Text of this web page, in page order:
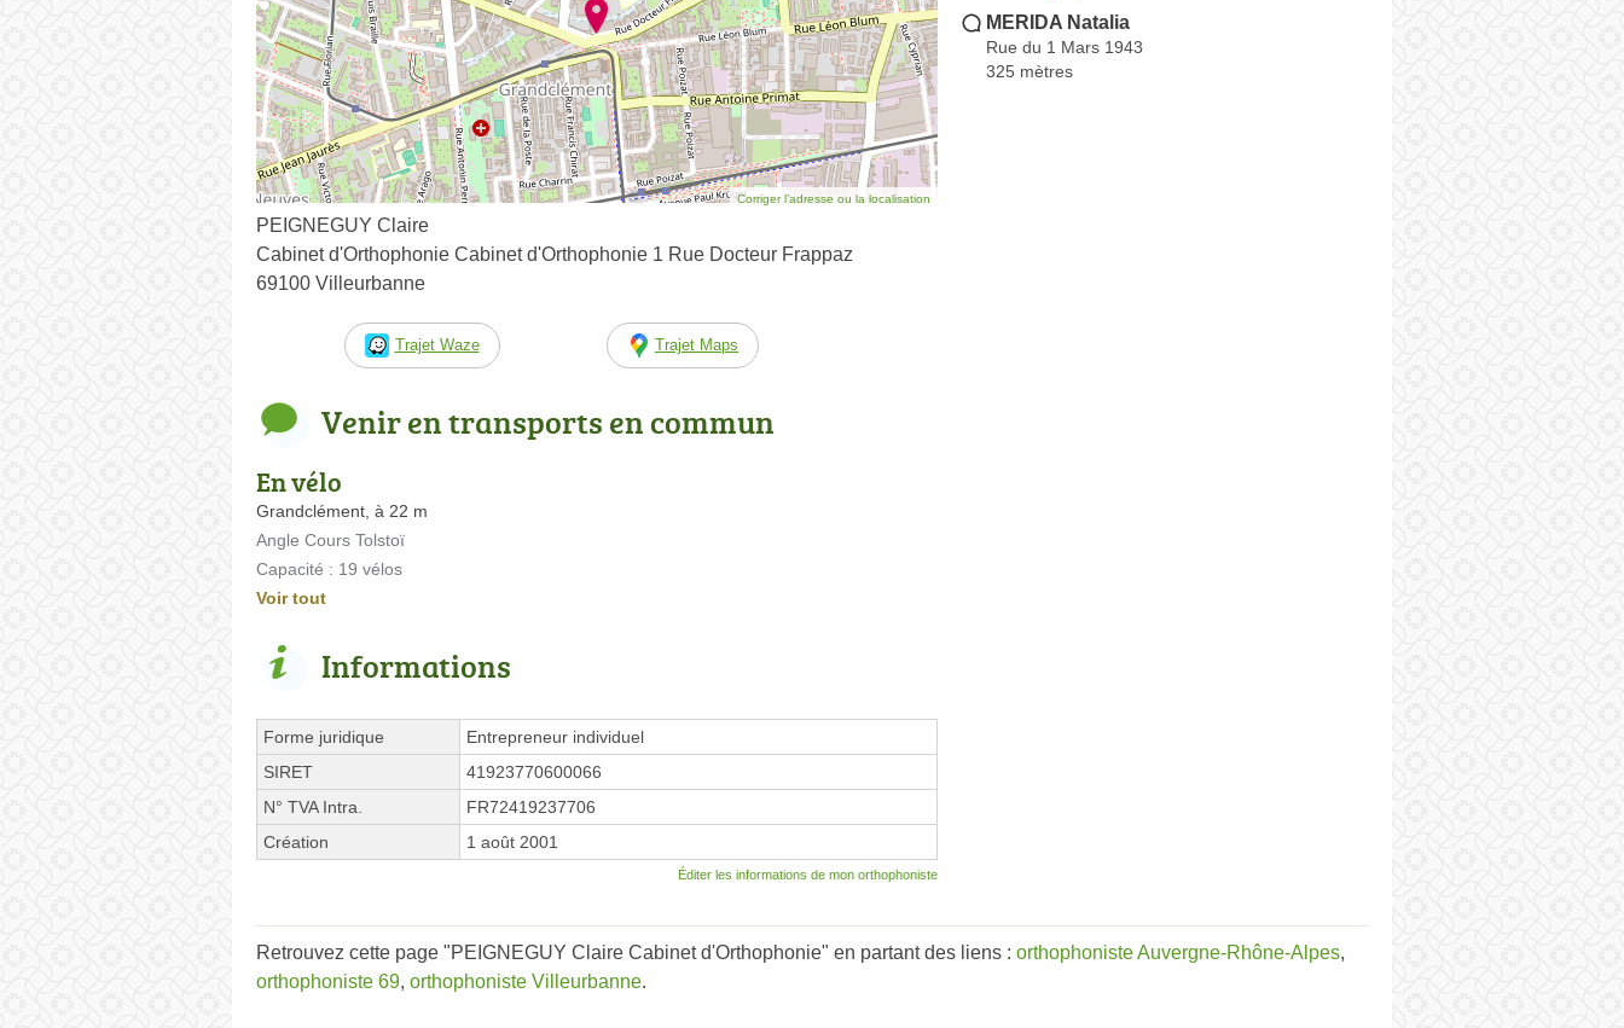
Corriger l’adresse ou la localisation
PEIGNEGUY Claire
Cabinet d'Orthophonie Cabinet d'Orthophonie 1 Rue Docteur Frappaz
69100 Villeurbanne
Trajet Waze Trajet Maps
Venir en transports en commun
En vélo
Grandclément, à 22 m
Angle Cours Tolstoï
Capacité : 19 vélos
Voir tout
Informations
Forme juridique
Entrepreneur individuel
SIRET
41923770600066
N° TVA Intra.
FR72419237706
Création
1 août 2001
Éditer les informations de mon orthophoniste
MERIDA Natalia
Rue du 1 Mars 1943
325 mètres
Retrouvez cette page "PEIGNEGUY Claire Cabinet d'Orthophonie" en partant des liens : orthophoniste Auvergne-Rhône-Alpes,
orthophoniste 69, orthophoniste Villeurbanne.